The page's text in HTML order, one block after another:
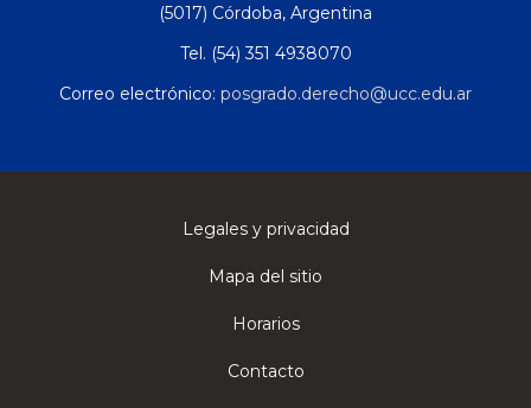
(5017) Córdoba, Argentina
Tel. (54) 351 4938070
Correo electrónico: posgrado.derecho@ucc.edu.ar
Legales y privacidad
Mapa del sitio
Horarios
Contacto